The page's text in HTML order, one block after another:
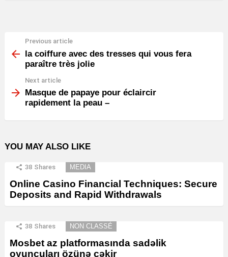
more
Previous article
la coiffure avec des tresses qui vous fera
paraître très jolie
Next article
Masque de papaye pour éclaircir
rapidement la peau –
YOU MAY ALSO LIKE
38 Shares MEDIA
Online Casino Financial Techniques: Secure
Deposits and Rapid Withdrawals
38 Shares NON CLASSÉ
Mosbet az platformasında sadəlik
oyunçuları özünə çəkir